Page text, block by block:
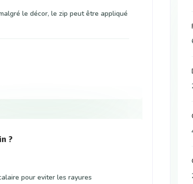
le décor, le zip peut être appliqué
?
pour eviter les rayures